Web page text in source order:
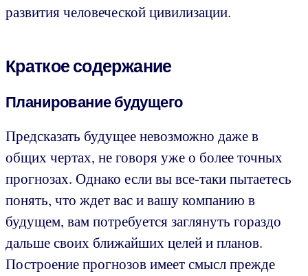
развития человеческой цивилизации.
Краткое содержание
Планирование будущего
Предсказать будущее невозможно даже в
общих чертах, не говоря уже о более точных
прогнозах. Однако если вы все-таки пытаетесь
понять, что ждет вас и вашу компанию в
будущем, вам потребуется заглянуть гораздо
дальше своих ближайших целей и планов.
Построение прогнозов имеет смысл прежде